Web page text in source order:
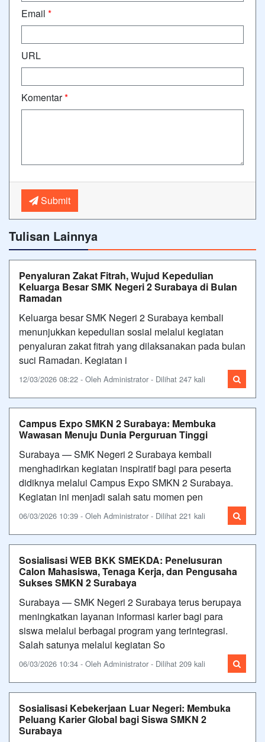
Email *
URL
Komentar*
Submit
Tulisan Lainnya
Penyaluran Zakat Fitrah, Wujud Kepedulian
Keluarga Besar SMK Negeri 2 Surabaya di Bulan
Ramadan
Keluarga besar SMK Negeri 2 Surabaya kembali
menunjukkan kepedulian sosial melalui kegiatan
penyaluran zakat fitrah yang dilaksanakan pada bulan
suci Ramadan. Kegiatan i
12/03/2026 08:22 - Oleh Administrator - Dilihat 247 kali
Campus Expo SMKN 2 Surabaya: Membuka
Wawasan Menuju Dunia Perguruan Tinggi
Surabaya — SMK Negeri 2 Surabaya kembali
menghadirkan kegiatan inspiratif bagi para peserta
didiknya melalui Campus Expo SMKN 2 Surabaya.
Kegiatan ini menjadi salah satu momen pen
06/03/2026 10:39 - Oleh Administrator - Dilihat 221 kali
Sosialisasi WEB BKK SMEKDA: Penelusuran
Calon Mahasiswa, Tenaga Kerja, dan Pengusaha
Sukses SMKN 2 Surabaya
Surabaya — SMK Negeri 2 Surabaya terus berupaya
meningkatkan layanan informasi karier bagi para
siswa melalui berbagai program yang terintegrasi.
Salah satunya melalui kegiatan So
06/03/2026 10:34 - Oleh Administrator - Dilihat 209 kali
Sosialisasi Kebekerjaan Luar Negeri: Membuka
Peluang Karier Global bagi Siswa SMKN 2
Surabaya